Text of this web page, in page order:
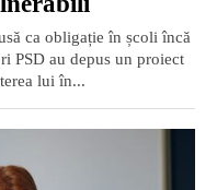
ca obligație în școli încă
PSD au depus un proiect
lui în...